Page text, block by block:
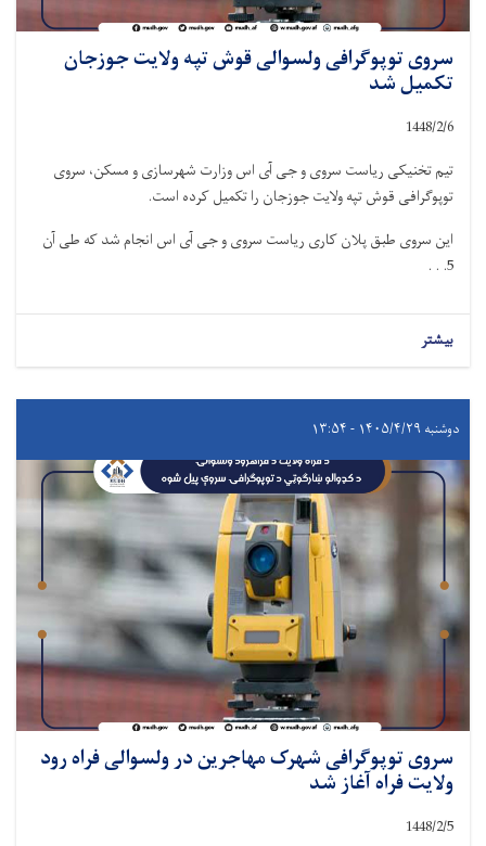
سروی توپوگرافی ولسوالی قوش تپه ولایت جوزجان
تکمیل شد
1448/2/6
تیم تخنیکی ریاست سروی و جی آی اس وزارت شهرسازی و مسکن، سروی
توپوگرافی قوش تپه ولایت جوزجان را تکمیل کرده است.
این سروی طبق پلان کاری ریاست سروی و جی آی اس انجام شد که طی آن
5. . .
بیشتر
دوشنبه ۱۴۰۵/۴/۲۹ - ۱۳:۵۴
سروی توپوگرافی شهرک مهاجرین در ولسوالی فراه رود
ولایت فراه آغاز شد
1448/2/5